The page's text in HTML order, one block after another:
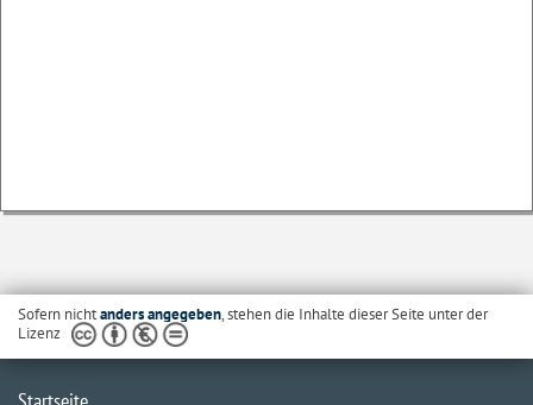
Sofern nichtanders angegeben, stehen die Inhalte dieser Seite unter der
Lizenz